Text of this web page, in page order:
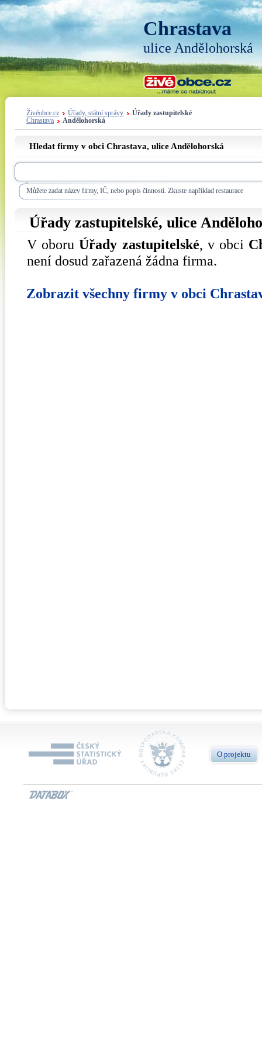
Chrastava
ulice Andělohorská
Živéobce.cz Úřady, státní správy
Úřady zastupitelské
Chrastava
Andělohorská
Hledat firmy v obci Chrastava, ulice Andělohorská
Můžete zadat název firmy, IČ, nebo popis činnosti. Zkuste například restaurace
Úřady zastupitelské, ulice
V oboruÚřady zastupitelské, v obci
není dosud zařazená žádna firma.
Zobrazit všechny firmy v obci
O projektu